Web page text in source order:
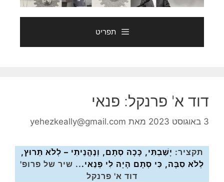
תפריט
דוד א' פרנקל: פנאי
3 באוגוסט 2023 מאת yehezkeally@gmail.com
תקציר: יָשַׁבְתִּי, כָּכָה סְתָם, וְנֶהֱנֵיתִי – לְלֹא תֵּרוּץ,
לְלֹא סִבָּה, כִּי סְתָם הָיָה לִי פְּנַאי... שיר של פרופ'
דוד א' פרנקל